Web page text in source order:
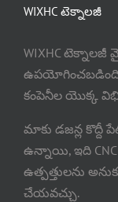
WIXHC టెక్నాలజీ
WIXHC
ఉపయోగించబడింది
కంపెనీల యొక్క
మాకు డజన్ల కొద్దీ
ఉన్నాయి, ఇది
ఉత్పత్తులను
చేయవచ్చు.